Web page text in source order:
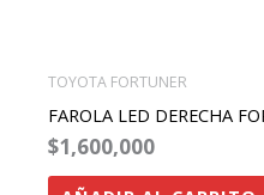
TOYOTA FORTUNER
FAROLA LED DERECHA
$1,600,000